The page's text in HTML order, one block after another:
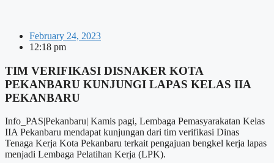
February 24, 2023
12:18 pm
TIM VERIFIKASI DISNAKER KOTA
PEKANBARU KUNJUNGI LAPAS KELAS IIA
PEKANBARU
Info_PAS|Pekanbaru| Kamis pagi, Lembaga Pemasyarakatan Kelas
IIA Pekanbaru mendapat kunjungan dari tim verifikasi Dinas
Tenaga Kerja Kota Pekanbaru terkait pengajuan bengkel kerja lapas
menjadi Lembaga Pelatihan Kerja (LPK).